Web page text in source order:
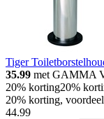
Tiger
35.99 met GAMMA
20% korting20%
20% korting,
44.99